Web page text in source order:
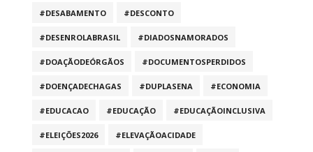
#DESABAMENTO #DESCONTO
#DESENROLABRASIL #DIADOSNAMORADOS
#DOAÇÃODEÓRGÃOS #DOCUMENTOSPERDIDOS
#DOENÇADECHAGAS #DUPLASENA #ECONOMIA
#EDUCACAO #EDUCAÇÃO #EDUCAÇÃOINCLUSIVA
#ELEIÇÕES2026 #ELEVAÇÃOACIDADE